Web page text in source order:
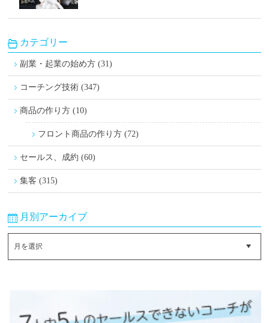
カテゴリー
副業・起業の始め方 (31)
コーチング技術 (347)
商品の作り方 (10)
フロント商品の作り方 (72)
セールス、成約 (60)
集客 (315)
月別アーカイブ